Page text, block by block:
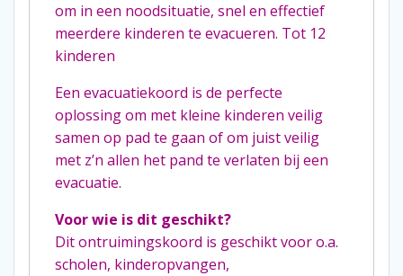
om in een noodsituatie, snel en effectief
meerdere kinderen te evacueren. Tot 12
kinderen
Een evacuatiekoord is de perfecte
oplossing om met kleine kinderen veilig
samen op pad te gaan of om juist veilig
met z’n allen het pand te verlaten bij een
evacuatie.
Voor wie is dit geschikt?
Dit ontruimingskoord is geschikt voor o.a.
scholen, kinderopvangen,